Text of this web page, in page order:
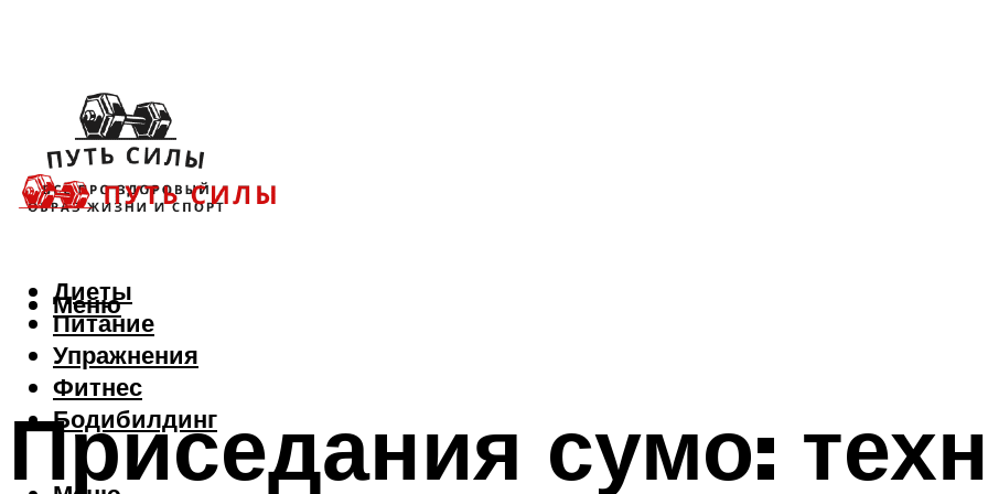
Диеты
Питание
Упражнения
Фитнес
Бодибилдинг
Меню
Приседания сумо: